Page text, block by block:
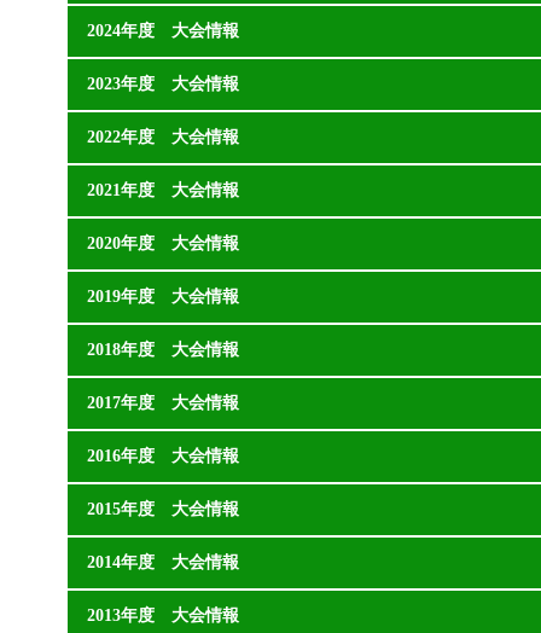
2024年度 大会情報
2023年度 大会情報
2022年度 大会情報
2021年度 大会情報
2020年度 大会情報
2019年度 大会情報
2018年度 大会情報
2017年度 大会情報
2016年度 大会情報
2015年度 大会情報
2014年度 大会情報
2013年度 大会情報